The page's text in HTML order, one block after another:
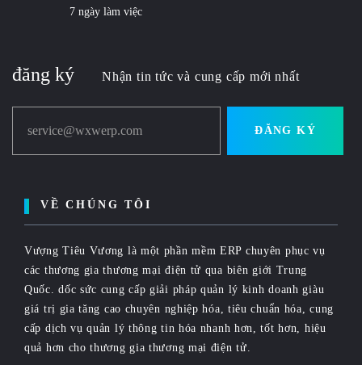
7 ngày làm việc
đăng ký Nhận tin tức và cung cấp mới nhất
service@wxwerp.com ĐĂNG KÝ
VỀ CHÚNG TÔI
Vượng Tiêu Vương là một phần mềm ERP chuyên phục vụ
các thương gia thương mại điện tử qua biên giới Trung
Quốc. dốc sức cung cấp giải pháp quản lý kinh doanh giàu
giá trị gia tăng cao chuyên nghiệp hóa, tiêu chuẩn hóa, cung
cấp dịch vụ quản lý thông tin hóa nhanh hơn, tốt hơn, hiệu
quả hơn cho thương gia thương mại điện tử.